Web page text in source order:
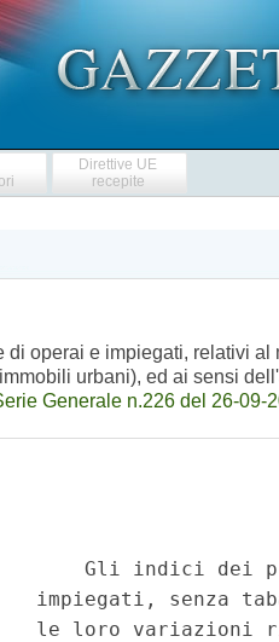
Direttive UE
recepite
di operai e impiegati, relativi
urbani), ed ai sensi
Generale n.226 del 26-09-